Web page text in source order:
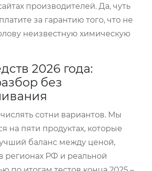
производителей. Да, чуть
за гарантию того, что не
неизвестную химическую
2026 года:
без
сотни вариантов. Мы
на пяти продуктах, которые
баланс между ценой,
регионах РФ и реальной